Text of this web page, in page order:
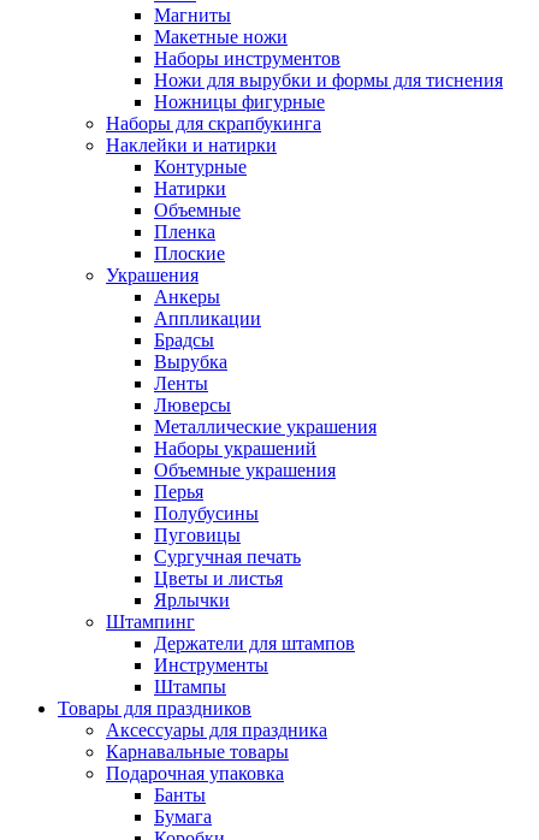
Магниты
Макетные ножи
Наборы инструментов
Ножи для вырубки и формы для тиснения
Ножницы фигурные
Наборы для скрапбукинга
Наклейки и натирки
Контурные
Натирки
Объемные
Пленка
Плоские
Украшения
Анкеры
Аппликации
Брадсы
Вырубка
Ленты
Люверсы
Металлические украшения
Наборы украшений
Объемные украшения
Перья
Полубусины
Пуговицы
Сургучная печать
Цветы и листья
Ярлычки
Штампинг
Держатели для штампов
Инструменты
Штампы
Товары для праздников
Аксессуары для праздника
Карнавальные товары
Подарочная упаковка
Банты
Бумага